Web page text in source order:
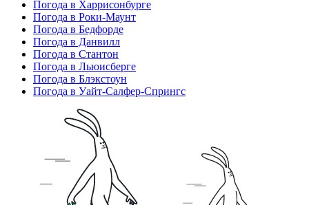
Погода в Харрисонбурге
Погода в Роки-Маунт
Погода в Бедфорде
Погода в Данвилл
Погода в Стантон
Погода в Льюисберге
Погода в Блэкстоун
Погода в Уайт-Салфер-Спрингс